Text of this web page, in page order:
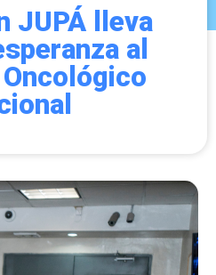
JUPÁ lleva
al